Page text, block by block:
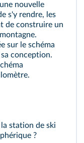
nouvelle
s'y rendre, les
de construire un
sur le schéma
conception.
station de ski
?